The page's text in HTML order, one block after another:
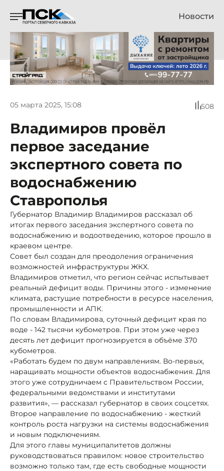
Новости
05 марта 2025, 15:08 508
Владимиров провёл
первое заседание
экспертного совета по
водоснабжению
Ставрополья
Губернатор Владимир Владимиров рассказал об
итогах первого заседания экспертного совета по
водоснабжению и водоотведению, которое прошло в
краевом центре.
Совет был создан для преодоления ограничения
возможностей инфраструктуры ЖКХ.
Владимиров отметил, что регион сейчас испытывает
реальный дефицит воды. Причины этого - изменение
климата, растущие потребности в ресурсе населения,
промышленности и АПК.
По словам Владимирова, суточный дефицит края по
воде - 142 тысячи кубометров. При этом уже через
десять лет дефицит прогнозируется в объёме 370
кубометров.
«Работать будем по двум направлениям. Во-первых,
наращивать мощности объектов водоснабжения. Для
этого уже сотрудничаем с Правительством России,
федеральными ведомствами и институтами
развития», — рассказал губернатор в своих соцсетях.
Второе направление по водоснабжению - жесткий
контроль роста нагрузки на системы водоснабжения
и новым подключениям.
Для этого главы муниципалитетов должны
руководствоваться правилом: новое строительство
возможно только там, где есть свободные мощности